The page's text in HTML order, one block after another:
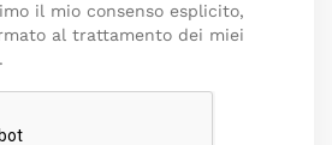
il mio consenso esplicito,
al trattamento dei miei